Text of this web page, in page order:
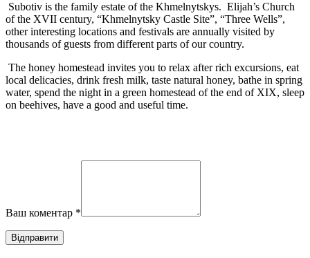
Subotiv is the family estate of the Khmelnytskys. Elijah’s Church
of the XVII century, “Khmelnytsky Castle Site”, “Three Wells”,
other interesting locations and festivals are annually visited by
thousands of guests from different parts of our country.
The honey homestead invites you to relax after rich excursions, eat
local delicacies, drink fresh milk, taste natural honey, bathe in spring
water, spend the night in a green homestead of the end of XIX, sleep
on beehives, have a good and useful time.
Ваш коментар *